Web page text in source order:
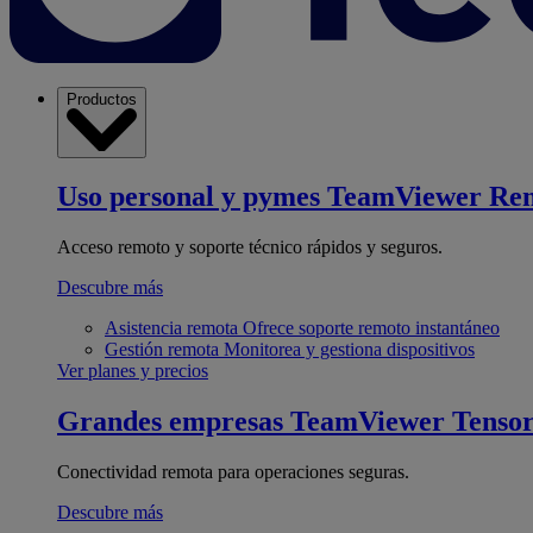
Productos
Uso personal y pymes TeamViewer
Acceso remoto y soporte técnico rápidos y seguros.
Descubre más
Asistencia remota Ofrece soporte remoto instantáneo
Gestión remota Monitorea y gestiona dispositivos
Ver planes y precios
Grandes empresas TeamViewer Tensor
Conectividad remota para operaciones seguras.
Descubre más